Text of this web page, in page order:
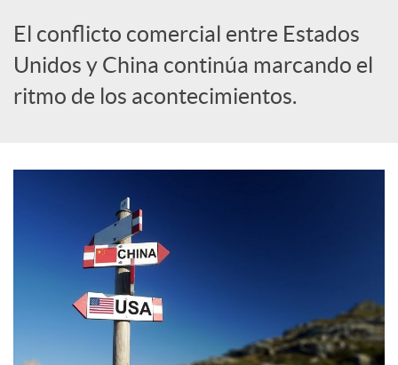
a
d
o
d
e
El conflicto comercial entre Estados
Unidos y China continúa marcando el
ritmo de los acontecimientos.